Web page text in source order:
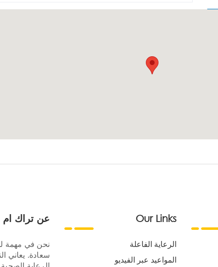
عن تراك
نحن في مهمة
سعادة. يعاني
Our Links
الرعاية الفاعلة
المواعيد عبر الفيديو